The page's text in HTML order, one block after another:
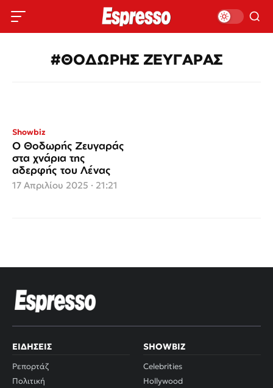
#ΘΟΔΩΡΗΣ ΖΕΥΓΑΡΑΣ
Showbiz
Ο Θοδωρής Ζευγαράς
στα χνάρια της
αδερφής του Λένας
17 Απριλίου 2025 · 21:21
ΕΙΔΉΣΕΙΣ
Ρεπορτάζ
Πολιτική
SHOWBIZ
Celebrities
Hollywood